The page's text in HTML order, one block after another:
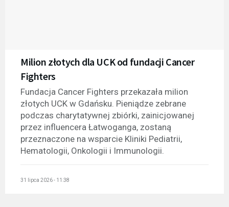
Milion złotych dla UCK od fundacji Cancer
Fighters
Fundacja Cancer Fighters przekazała milion
złotych UCK w Gdańsku. Pieniądze zebrane
podczas charytatywnej zbiórki, zainicjowanej
przez influencera Łatwoganga, zostaną
przeznaczone na wsparcie Kliniki Pediatrii,
Hematologii, Onkologii i Immunologii.
31 lipca 2026 - 11:38